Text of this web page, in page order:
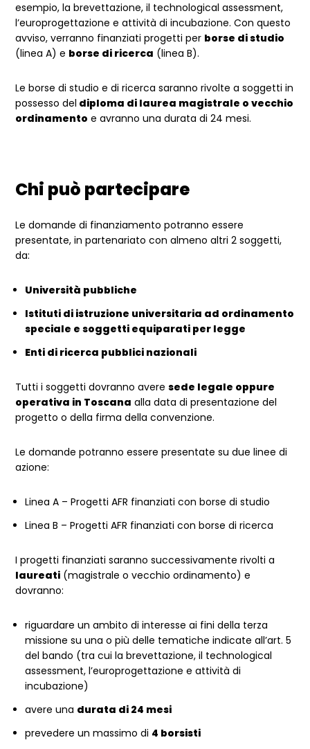
esempio, la brevettazione, il technological assessment,
l’europrogettazione e attività di incubazione. Con questo
avviso, verranno finanziati progetti per borse di studio
(linea A) e borse di ricerca (linea B).
Le borse di studio e di ricerca saranno rivolte a soggetti in
possesso del diploma di laurea magistrale o vecchio
ordinamento e avranno una durata di 24 mesi.
Chi può partecipare
Le domande di finanziamento potranno essere
presentate, in partenariato con almeno altri 2 soggetti,
da:
Università pubbliche
Istituti di istruzione universitaria ad ordinamento
speciale e soggetti equiparati per legge
Enti di ricerca pubblici nazionali
Tutti i soggetti dovranno averesede legale oppure
operativa in Toscana alla data di presentazione del
progetto o della firma della convenzione.
Le domande potranno essere presentate su due linee di
azione:
Linea A – Progetti AFR finanziati con borse di studio
Linea B – Progetti AFR finanziati con borse di ricerca
I progetti finanziati saranno successivamente rivolti a
laureati (magistrale o vecchio ordinamento) e
dovranno:
riguardare un ambito di interesse ai fini della terza
missione su una o più delle tematiche indicate all’art. 5
del bando (tra cui la brevettazione, il technological
assessment, l’europrogettazione e attività di
incubazione)
avere una durata di 24 mesi
prevedere un massimo di 4 borsisti